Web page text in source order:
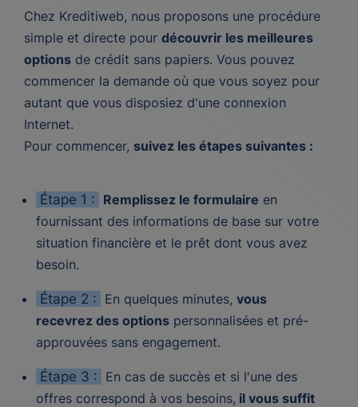
Chez Kreditiweb, nous proposons une procédure
simple et directe pour découvrir les meilleures
options de crédit sans papiers. Vous pouvez
commencer la demande où que vous soyez pour
autant que vous disposiez d'une connexion
Internet.
Pour commencer, suivez les étapes suivantes :
Étape 1 : Remplissez le formulaire en
fournissant des informations de base sur votre
situation financière et le prêt dont vous avez
besoin.
Étape 2 : En quelques minutes, vous
recevrez des options personnalisées et pré-
approuvées sans engagement.
Étape 3 : En cas de succès et si l'une des
offres correspond à vos besoins, il vous suffit